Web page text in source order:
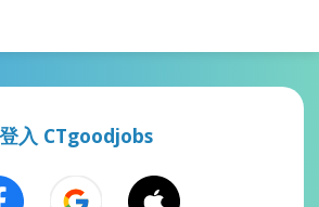
登入 CTgoodjobs